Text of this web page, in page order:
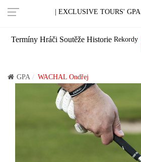
| EXCLUSIVE TOURS' GPA |
Termíny Hráči Soutěže Historie Rekordy
GPA WACHAL Ondřej